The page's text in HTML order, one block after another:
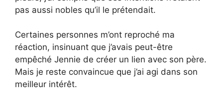
pas aussi nobles qu’il le prétendait.
Certaines personnes m’ont reproché ma
réaction, insinuant que j’avais peut-être
empêché Jennie de créer un lien avec son père.
Mais je reste convaincue que j’ai agi dans son
meilleur intérêt.